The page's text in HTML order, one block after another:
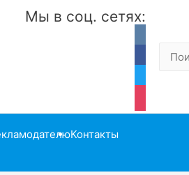
Мы в соц. сетях:
facebook
Контакты